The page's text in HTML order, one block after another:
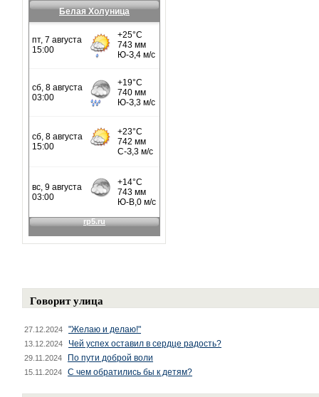
Белая Холуница
Говорит улица
27.12.2024 "Желаю и делаю!"
13.12.2024 Чей успех оставил в сердце радость?
29.11.2024 По пути доброй воли
15.11.2024 С чем обратились бы к детям?